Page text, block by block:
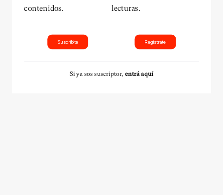
contenidos.
Suscribite
lecturas.
Registrate
Si ya sos suscriptor, entrá aquí